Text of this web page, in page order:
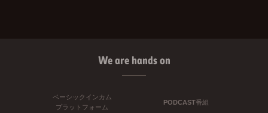
We are hands on
ベーシックインカム
プラットフォーム
PODCAST番組